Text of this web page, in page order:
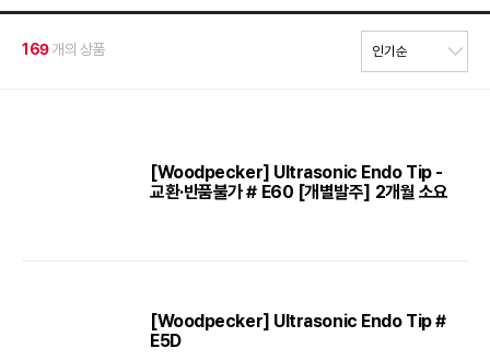
169개의 상품
[Woodpecker] Ultrasonic Endo Tip -
교환·반품불가 # E60 [개별발주] 2개월 소요
[Woodpecker] Ultrasonic Endo Tip #
E5D